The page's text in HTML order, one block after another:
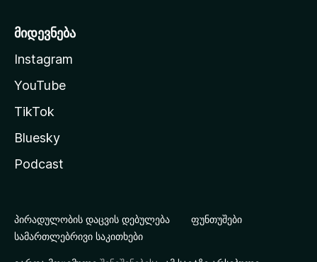
მიდევნება
Instagram
YouTube
TikTok
Bluesky
Podcast
პირადულობის დაცვის დებულება
ფუნთუშები
სამართლებრივი საკითხები